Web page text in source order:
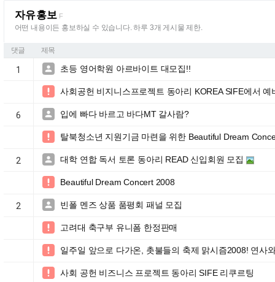
자유홍보 F
어떤 내용이든 홍보하실 수 있습니다. 하루 3개 게시물 제한.
댓글 제목
1  초등 영어학원 아르바이트 대모집!!
 사회공헌 비지니스프로젝트 동아리 KOREA SIFE에서
6  입에 빠다 바르고 바다MT 갈사람?
 탈북청소년 지원기금 마련을 위한 Beautiful Dream
2  대학 연합 독서 토론 동아리 READ 신입회원 모집
 Beautiful Dream Concert 2008
2  빈폴 멘즈 상품 품평회 패널 모집
 고려대 축구부 유니폼 한정판매
 일주일 앞으로 다가온, 촛불들의 축제 맑시즘2008! 연사
 사회 공헌 비즈니스 프로젝트 동아리 SIFE 리쿠르팅